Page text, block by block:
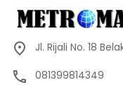
Jl. Rijali No. 18
081399814349